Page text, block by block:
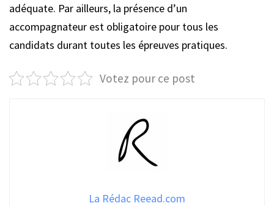
adéquate. Par ailleurs, la présence d’un
accompagnateur est obligatoire pour tous les
candidats durant toutes les épreuves pratiques.
Votez pour ce post
La Rédac Reead.com